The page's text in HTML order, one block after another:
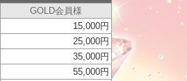
GOLD会員様
15,000円
25,000円
35,000円
55,000円